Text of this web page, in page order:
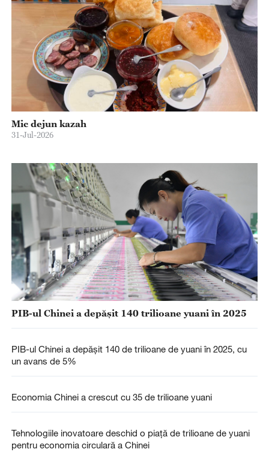
Mic dejun kazah
31-Jul-2026
PIB-ul Chinei a depășit 140 trilioane yuani în 2025
PIB-ul Chinei a depășit 140 de trilioane de yuani în 2025, cu
un avans de 5%
Economia Chinei a crescut cu 35 de trilioane yuani
Tehnologiile inovatoare deschid o piață de trilioane de yuani
pentru economia circulară a Chinei